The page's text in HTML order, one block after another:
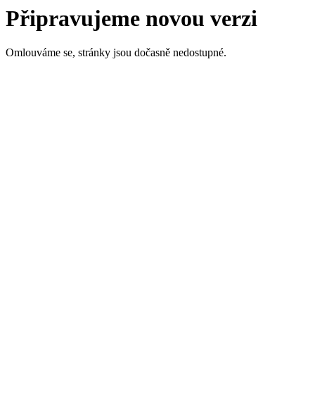
Připravujeme novou verzi
Omlouváme se, stránky jsou dočasně nedostupné.